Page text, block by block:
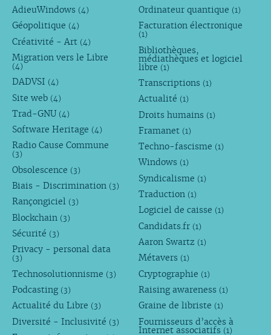
AdieuWindows (4)
Géopolitique (4)
Créativité - Art (4)
Migration vers le Libre
(4)
DADVSI (4)
Site web (4)
Trad-GNU (4)
Software Heritage (4)
Radio Cause Commune
(3)
Obsolescence (3)
Biais - Discrimination (3)
Rançongiciel (3)
Blockchain (3)
Sécurité (3)
Privacy - personal data
(3)
Technosolutionnisme (3)
Podcasting (3)
Actualité du Libre (3)
Diversité - Inclusivité (3)
Ordinateur quantique (1)
Facturation électronique
(1)
Bibliothèques,
médiathèques et logiciel
libre (1)
Transcriptions (1)
Actualité (1)
Droits humains (1)
Framanet (1)
Techno-fascisme (1)
Windows (1)
Syndicalisme (1)
Traduction (1)
Logiciel de caisse (1)
Candidats.fr (1)
Aaron Swartz (1)
Métavers (1)
Cryptographie (1)
Raising awareness (1)
Graine de libriste (1)
Fournisseurs d’accès à
Internet associatifs (1)